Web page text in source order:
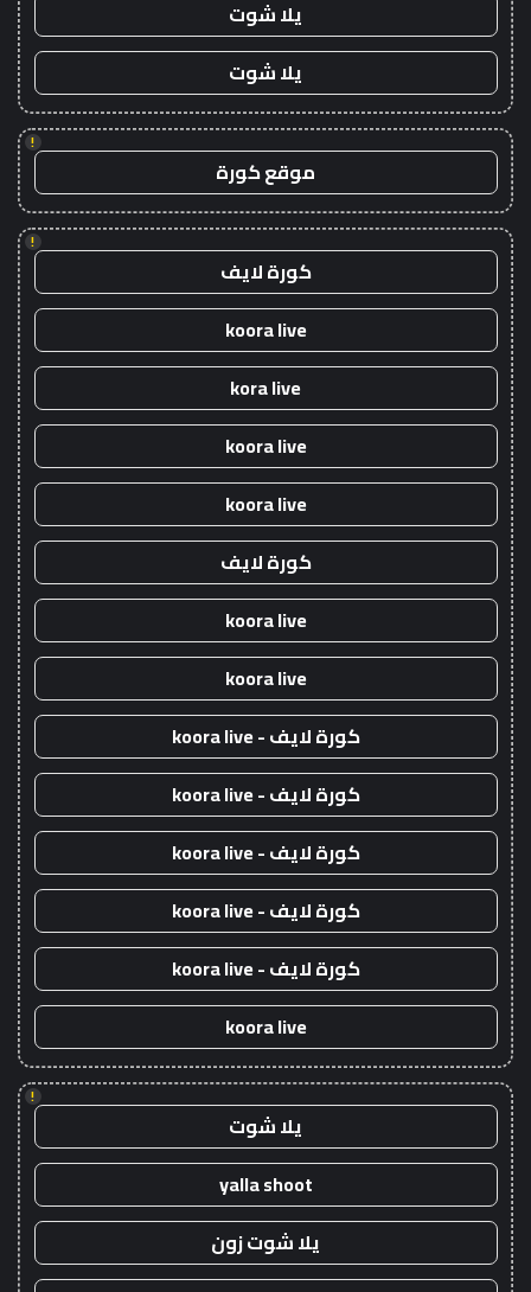
يلا شوت
يلا شوت
!
موقع كورة
!
كورة لايف
koora live
kora live
koora live
koora live
كورة لايف
koora live
koora live
كورة لايف - koora live
كورة لايف - koora live
كورة لايف - koora live
كورة لايف - koora live
كورة لايف - koora live
koora live
!
يلا شوت
yalla shoot
يلا شوت زون